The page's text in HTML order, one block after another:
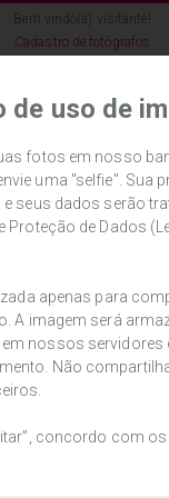
Bem vindo(a) visitante!
Cadastro de fotógrafos
de uso de
fotos em nosso
uma "selfie". Sua
seus dados serão
Proteção de Dados
apenas para
A imagem será
nossos servidores
Não
concordo com